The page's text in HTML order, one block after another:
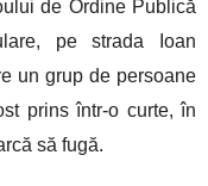
de Ordine Publică
pe strada Ioan
un grup de persoane
prins într-o curte, în
să fugă.